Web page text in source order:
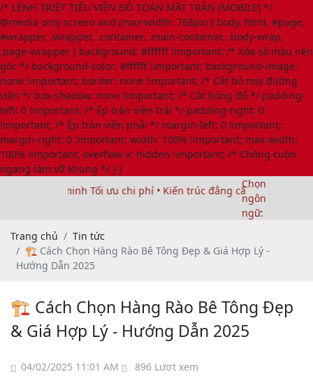
/* LỆNH TRIỆT TIÊU VIỀN ĐỎ TOÀN MẶT TRẬN (MOBILE) */
@media only screen and (max-width: 768px) { body, html, #page,
#wrapper, .wrapper, .container, .main-container, .body-wrap,
.page-wrapper { background: #ffffff !important; /* Xóa sổ màu nền
gốc */ background-color: #ffffff !important; background-image:
none !important; border: none !important; /* Cắt bỏ mọi đường
viền */ box-shadow: none !important; /* Cắt bóng đổ */ padding-
left: 0 !important; /* Ép tràn viền trái */ padding-right: 0
!important; /* Ép tràn viền phải */ margin-left: 0 !important;
margin-right: 0 !important; width: 100% !important; max-width:
100% !important; overflow-x: hidden !important; /* Chống cuộn
ngang làm vỡ khung */ } }
thông minh Tối ưu chi phí • Kiến trúc đẳng cấp • Bền vững trọn
Chọn
ngôn
ngữ:
Trang chủ
Tin tức
🏗️ Cách Chọn Hàng Rào Bê Tông Đẹp & Giá Hợp Lý -
Hướng Dẫn 2025
🏗️ Cách Chọn Hàng Rào Bê Tông Đẹp
& Giá Hợp Lý - Hướng Dẫn 2025
04/02/2025 11:01 AM 896 Lượt xem